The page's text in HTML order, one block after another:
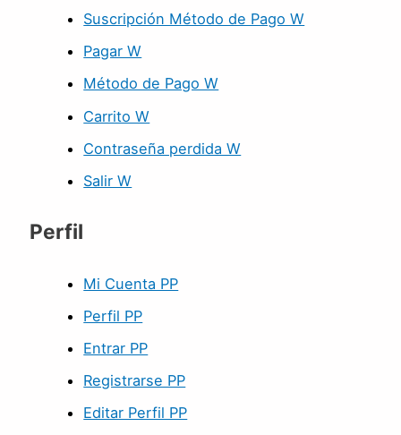
Suscripción Método de Pago W
Pagar W
Método de Pago W
Carrito W
Contraseña perdida W
Salir W
Perfil
Mi Cuenta PP
Perfil PP
Entrar PP
Registrarse PP
Editar Perfil PP